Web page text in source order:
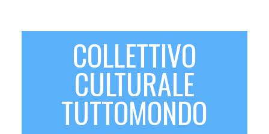
COLLETTIVO
CULTURALE
TUTTOMONDO